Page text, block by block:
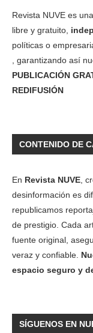
Revista NUVE es
libre y gratuito,
políticas o
, garantizando así
PUBLICACIÓN
REDIFUSIÓN
CONTENIDO DE
En Revista NUVE ,
desinformación es
republicamos
de prestigio. Cada
fuente original,
veraz y confiable.
espacio seguro y
SÍGUENOS EN